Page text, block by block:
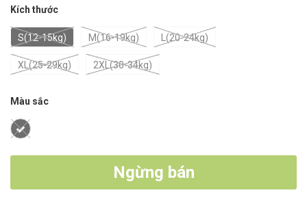
Kích thước
S(12-15kg) M(16-19kg) L(20-24kg)
XL(25-29kg) 2XL(30-34kg)
Màu sắc
Ngừng bán